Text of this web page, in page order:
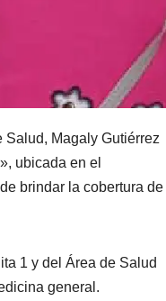
Magaly Gutiérrez
ubicada en el
brindar la cobertura de
1 y del Área de Salud
general.